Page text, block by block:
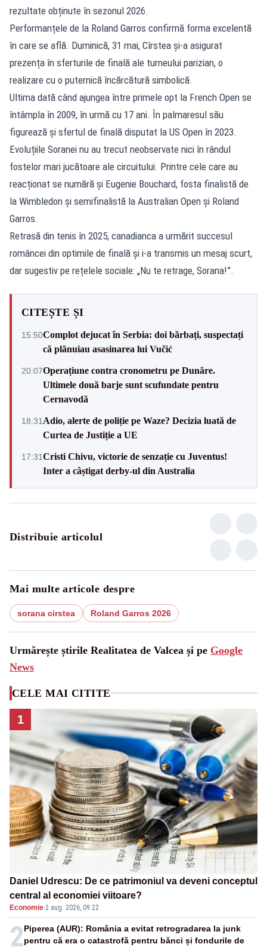
rezultate obținute în sezonul 2026.
Performanțele de la Roland Garros confirmă forma excelentă
în care se află. Duminică, 31 mai, Cîrstea și-a asigurat
prezența în sferturile de finală ale turneului parizian, o
realizare cu o puternică încărcătură simbolică.
Ultima dată când ajungea între primele opt la French Open se
întâmpla în 2009, în urmă cu 17 ani. În palmaresul său
figurează și sfertul de finală disputat la US Open în 2023.
Evoluțiile Soranei nu au trecut neobservate nici în rândul
fostelor mari jucătoare ale circuitului. Printre cele care au
reacționat se numără și Eugenie Bouchard, fosta finalistă de
la Wimbledon și semifinalistă la Australian Open și Roland
Garros.
Retrasă din tenis în 2025, canadianca a urmărit succesul
româncei din optimile de finală și i-a transmis un mesaj scurt,
dar sugestiv pe rețelele sociale: „Nu te retrage, Sorana!”.
CITEȘTE ȘI
15:50Complot dejucat în Serbia: doi bărbați, suspectați
că plănuiau asasinarea lui Vučić
20:07Operațiune contra cronometru pe Dunăre.
Ultimele două barje sunt scufundate pentru
Cernavodă
18:31 Adio, alerte de poliție pe Waze? Decizia luată de
Curtea de Justiție a UE
17:31Cristi Chivu, victorie de senzație cu Juventus!
Inter a câștigat derby-ul din Australia
Distribuie articolul
Mai multe articole despre
sorana cirstea Roland Garros 2026
Urmărește știrile Realitatea de Valcea și pe Google
News
CELE MAI CITITE
1
Daniel Udrescu: De ce patrimoniul va deveni conceptul
central al economiei viitoare?
Economie·2 aug. 2026, 09:22
2Piperea (AUR): România a evitat retrogradarea la junk
pentru că era o catastrofă pentru bănci și fondurile de